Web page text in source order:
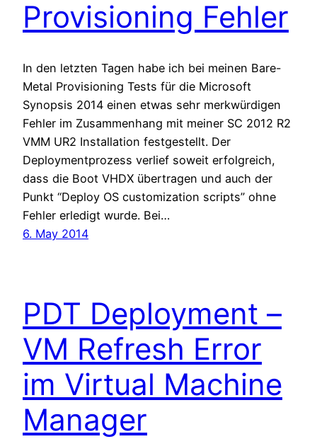
Provisioning Fehler
In den letzten Tagen habe ich bei meinen Bare-
Metal Provisioning Tests für die Microsoft
Synopsis 2014 einen etwas sehr merkwürdigen
Fehler im Zusammenhang mit meiner SC 2012 R2
VMM UR2 Installation festgestellt. Der
Deploymentprozess verlief soweit erfolgreich,
dass die Boot VHDX übertragen und auch der
Punkt “Deploy OS customization scripts” ohne
Fehler erledigt wurde. Bei…
6. May 2014
PDT Deployment –
VM Refresh Error
im Virtual Machine
Manager